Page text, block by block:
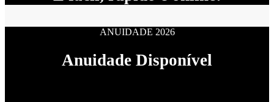
ANUIDADE 2026
Anuidade Disponível